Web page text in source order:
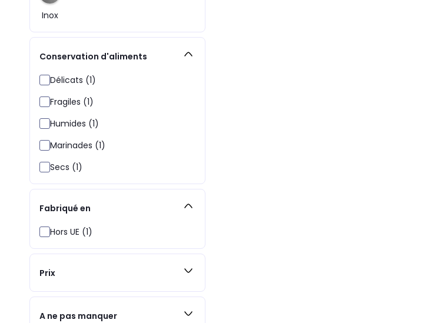
Inox
Conservation d'aliments
Délicats (1)
Fragiles (1)
Humides (1)
Marinades (1)
Secs (1)
Fabriqué en
Hors UE (1)
Prix
A ne pas manquer